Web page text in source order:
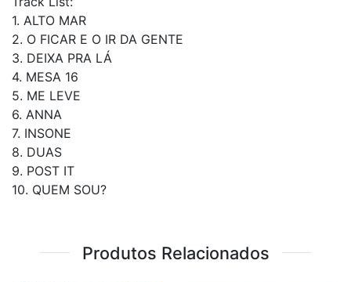
1. ALTO MAR
2. O FICAR E O IR DA GENTE
3. DEIXA PRA LÁ
4. MESA 16
5. ME LEVE
6. ANNA
7. INSONE
8. DUAS
9. POST IT
10. QUEM SOU?
Produtos Relacionados